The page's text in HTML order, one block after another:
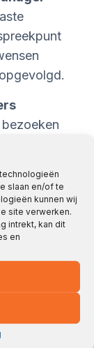
slaan en/of te
kunnen wij
site verwerken.
intrekt, kan dit
en
opgevolgd.
voeren en
te lossen.
dan zorgen
zodat
software en
alle